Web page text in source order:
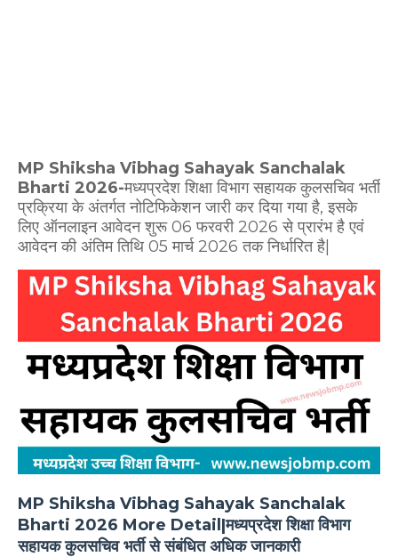
MP Shiksha Vibhag Sahayak Sanchalak
Bharti 2026-मध्यप्रदेश शिक्षा विभाग सहायक कुलसचिव भर्ती
प्रक्रिया के अंतर्गत नोटिफिकेशन जारी कर दिया गया है, इसके
लिए ऑनलाइन आवेदन शुरू 06 फरवरी 2026 से प्रारंभ है एवं
आवेदन की अंतिम तिथि 05 मार्च 2026 तक निर्धारित है|
MP Shiksha Vibhag Sahayak Sanchalak
Bharti 2026 More Detail|मध्यप्रदेश शिक्षा विभाग
सहायक कुलसचिव भर्ती से संबंधित अधिक जानकारी